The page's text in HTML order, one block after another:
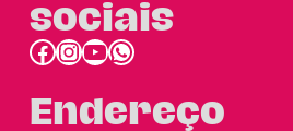
sociais
Facebook InstagramYoutube link do whatsapp
Endereço